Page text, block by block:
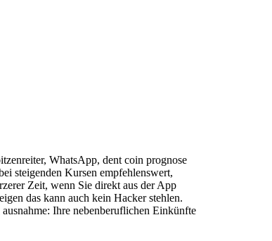
WhatsApp, dent coin prognose
steigenden Kursen empfehlenswert,
Zeit, wenn Sie direkt aus der App
das kann auch kein Hacker stehlen.
Ihre nebenberuflichen Einkünfte